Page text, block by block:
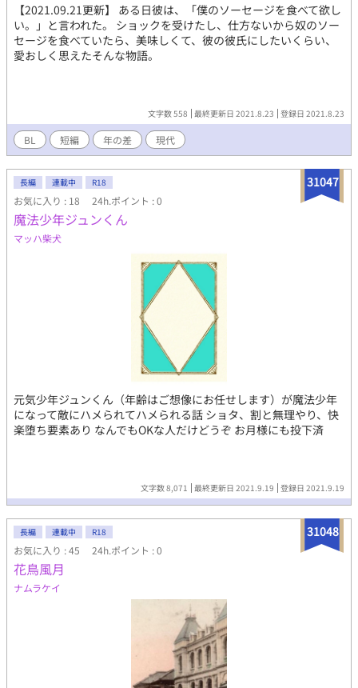
【2021.09.21更新】 ある日彼は、「僕のソーセージを食べて欲し
い。」と言われた。 ショックを受けたし、仕方ないから奴のソー
セージを食べていたら、美味しくて、彼の彼氏にしたいくらい、
愛おしく思えたそんな物語。
文字数 558 最終更新日 2021.8.23 登録日 2021.8.23
BL 短編 年の差 現代
31047
長編 連載中 R18
お気に入り : 18 24h.ポイント : 0
魔法少年ジュンくん
マッハ柴犬
元気少年ジュンくん（年齢はご想像にお任せします）が魔法少年
になって敵にハメられてハメられる話 ショタ、割と無理やり、快
楽堕ち要素あり なんでもOKな人だけどうぞ お月様にも投下済
文字数 8,071 最終更新日 2021.9.19 登録日 2021.9.19
31048
長編 連載中 R18
お気に入り : 45 24h.ポイント : 0
花鳥風月
ナムラケイ